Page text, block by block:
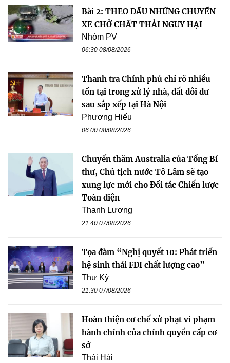
Bài 2: THEO DẤU NHỮNG CHUYẾN
XE CHỞ CHẤT THẢI NGUY HẠI
Nhóm PV
06:30 08/08/2026
Thanh tra Chính phủ chỉ rõ nhiều
tồn tại trong xử lý nhà, đất dôi dư
sau sắp xếp tại Hà Nội
Phương Hiếu
06:00 08/08/2026
Chuyến thăm Australia của Tổng Bí
thư, Chủ tịch nước Tô Lâm sẽ tạo
xung lực mới cho Đối tác Chiến lược
Toàn diện
Thanh Lương
21:40 07/08/2026
Tọa đàm “Nghị quyết 10: Phát triển
hệ sinh thái FDI chất lượng cao”
Thư Kỳ
21:30 07/08/2026
Hoàn thiện cơ chế xử phạt vi phạm
hành chính của chính quyền cấp cơ
sở
Thái Hải